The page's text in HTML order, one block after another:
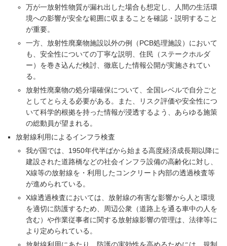
万が一放射性物質が漏れ出した場合も想定し、人間の生活環
境への影響が安全な範囲に収まることを確認・説明すること
が重要。
一方、放射性廃棄物施設以外の例（PCB処理施設）において
も、安全性についての丁寧な説明、住民（ステークホルダ
ー）を巻き込んだ検討、徹底した情報公開が実施されてい
る。
放射性廃棄物の処分場確保について、全国レベルで自分ごと
としてとらえる必要がある。また、リスク評価や安全性につ
いて科学的根拠を持った情報が浸透するよう、あらゆる施策
の総動員が望まれる。
放射線利用によるインフラ検査
我が国では、1950年代半ばから始まる高度経済成長期以降に
建設された道路橋などの社会インフラ設備の高齢化に対し、
X線等の放射線を・利用したコンクリート内部の透過検査等
が進められている。
X線透過検査においては、放射線の有害な影響から人と環境
を適切に防護するため、周辺公衆（道路上を通る車中の人を
含む）や作業従事者に関する放射線影響の管理は、法律等に
より定められている。